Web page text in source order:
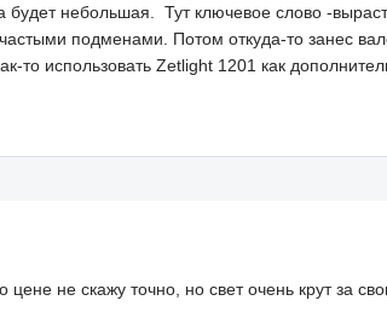
небольшая. Тут ключевое слово -
подменами. Потом откуда-то занес
то использовать Zetlight 1201 как
не скажу точно, но свет очень крут за